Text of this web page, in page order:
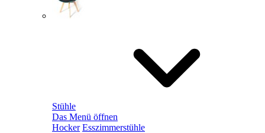
Stühle
Das Menü öffnen
Hocker Esszimmerstühle